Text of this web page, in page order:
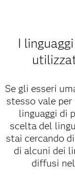
I
Se gli esseri
stesso vale
linguaggi di
scelta del
stai cercando
di alcuni dei
diffusi